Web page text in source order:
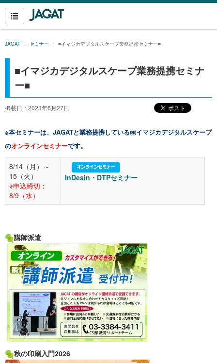
JAGAT セミナー ■イマジカデジタルスケープ業務提携セミナー■
■イマジカデジタルスケープ業務提携セミナ
ー■
掲載日：2023年6月27日
※本セミナーは、JAGATと業務提携している㈱イマジカデジタルスケープ
のオンラインセミナーです。
8/14（月）～
15（火）
※申込締切：
8/9（水）
InDesin・DTPセミナー
講師派遣
秋の印刷入門2026